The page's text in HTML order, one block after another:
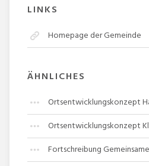
LINKS
Homepage der Gemeinde
ÄHNLICHES
Ortsentwicklungskonzept
Ortsentwicklungskonzept